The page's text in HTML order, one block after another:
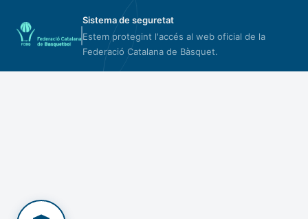
Sistema de seguretat
Estem protegint l'accés al web oficial de la
Federació Catalana de Bàsquet.